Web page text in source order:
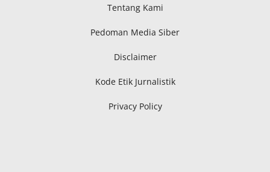
Tentang Kami
Pedoman Media Siber
Disclaimer
Kode Etik Jurnalistik
Privacy Policy